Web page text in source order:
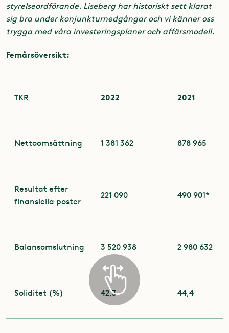
styrelseordförande. Liseberg har historiskt sett klarat
sig bra under konjunkturnedgångar och vi känner oss
trygga med våra investeringsplaner och affärsmodell.
Femårsöversikt:
TKR 2022 2021
Nettoomsättning 1 381 362 878 965
Resultat efter
finansiella poster
221 090 490 901*
Balansomslutning 3 520 938 2 980 632
Soliditet (%) 42,3 44,4